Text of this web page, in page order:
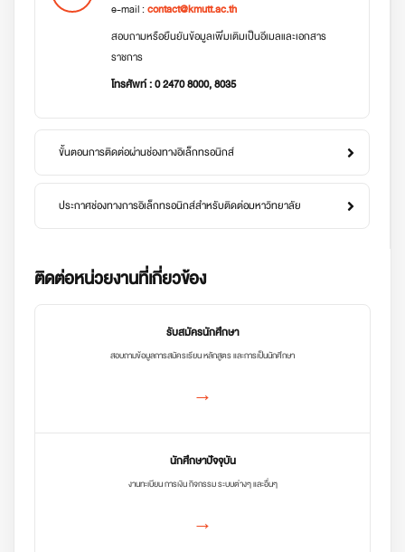
e-mail :contact@kmutt.ac.th
สอบถามหรือยืนยันข้อมูลเพิ่มเติมเป็นอีเมลและเอกสาร
ราชการ
โทรศัพท์ : 0 2470 8000, 8035
ขั้นตอนการติดต่อผ่านช่องทางอิเล็กทรอนิกส์
ประกาศช่องทางการอิเล็กทรอนิกส์สำหรับติดต่อมหาวิทยาลัย
ติดต่อหน่วยงานที่เกี่ยวข้อง
รับสมัครนักศึกษา
สอบถามข้อมูลการสมัครเรียน หลักสูตร และการเป็นนักศึกษา
→
นักศึกษาปัจจุบัน
งานทะเบียน การเงิน กิจกรรม ระบบต่างๆ และอื่นๆ
→